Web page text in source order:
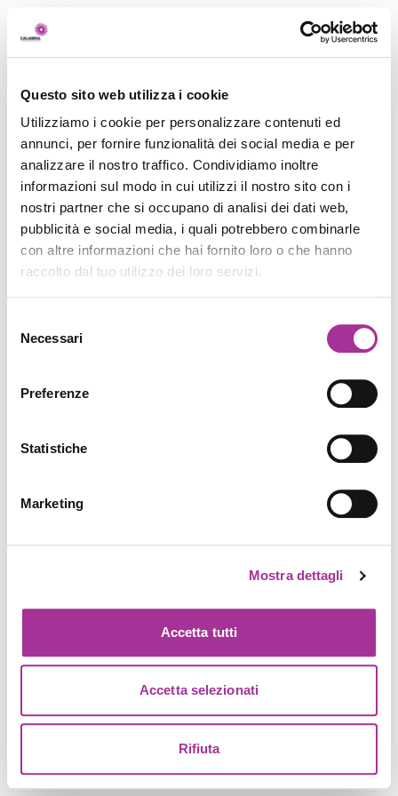
Questo sito web utilizza i cookie
Utilizziamo i cookie per personalizzare contenuti ed
annunci, per fornire funzionalità dei social media e per
analizzare il nostro traffico. Condividiamo inoltre
informazioni sul modo in cui utilizzi il nostro sito con i
nostri partner che si occupano di analisi dei dati web,
pubblicità e social media, i quali potrebbero combinarle
con altre informazioni che hai fornito loro o che hanno
raccolto dal tuo utilizzo dei loro servizi.
delNecessari
Preferenze
Statistiche
Marketing
Mostra dettagli
Accetta tutti
Accetta selezionati
Rifiuta